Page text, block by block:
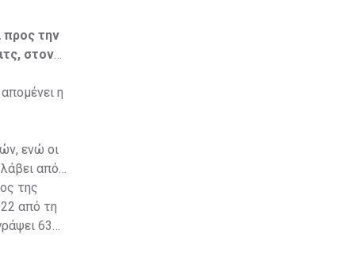
προς την
στον
η
ενώ οι
από
της
από τη
63